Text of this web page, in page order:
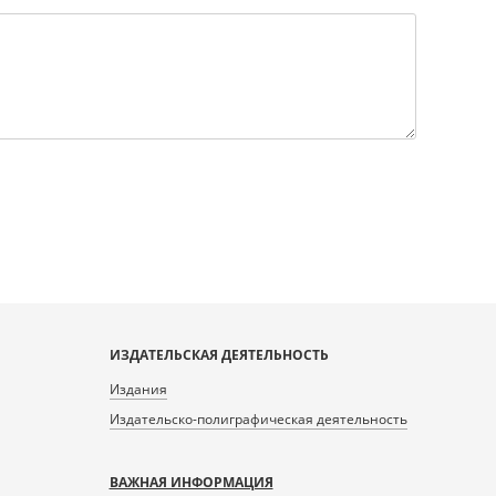
ИЗДАТЕЛЬСКАЯ ДЕЯТЕЛЬНОСТЬ
Издания
Издательско-полиграфическая деятельность
ВАЖНАЯ ИНФОРМАЦИЯ